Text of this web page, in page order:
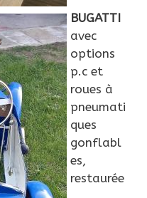
BUGATTI
avec
options
p.c et
roues à
pneumati
ques
gonflabl
es,
restaurée